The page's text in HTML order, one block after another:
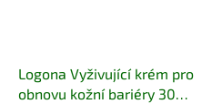
Logona Vyživující krém pro
obnovu kožní bariéry 30